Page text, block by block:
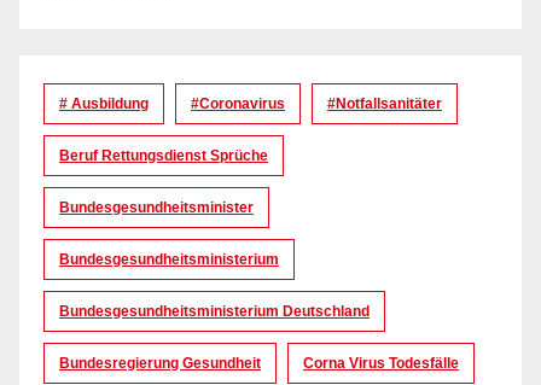
# Ausbildung #coronavirus #Notfallsanitäter
Beruf Rettungsdienst Sprüche
Bundesgesundheitsminister
Bundesgesundheitsministerium
Bundesgesundheitsministerium Deutschland
Bundesregierung Gesundheit Corna Virus Todesfälle